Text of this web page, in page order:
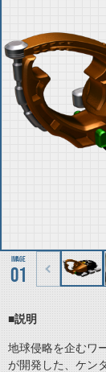
01
■説明
地球侵略を企むワ
が開発した、ケン